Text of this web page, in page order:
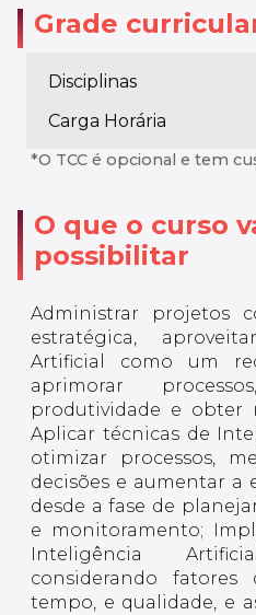
Grade
Disciplinas
Carga Horária
*O TCC é opcional e tem
O que o curso
possibilitar
Administrar projetos
estratégica,
Artificial como um
aprimorar
produtividade e obter
Aplicar técnicas de
otimizar processos,
decisões e aumentar a
desde a fase de
e monitoramento;
Inteligência
considerando fatores
tempo, e qualidade, e